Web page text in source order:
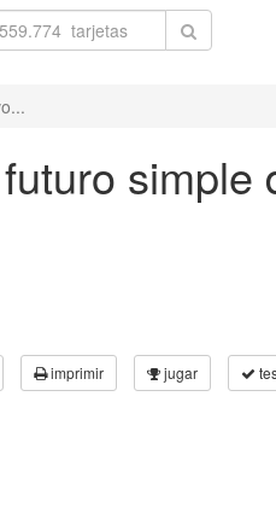
imprimir jugar